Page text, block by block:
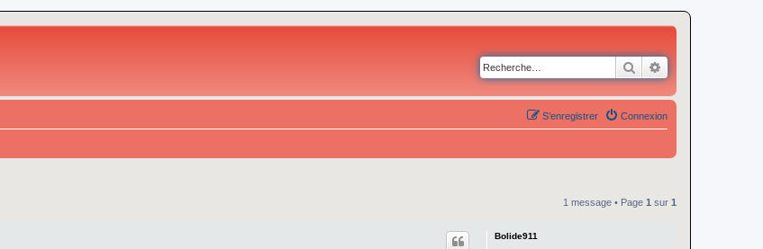
Rechercher
Connexion
S’enregistrer
1 message • Page 1 sur 1
Bolide911